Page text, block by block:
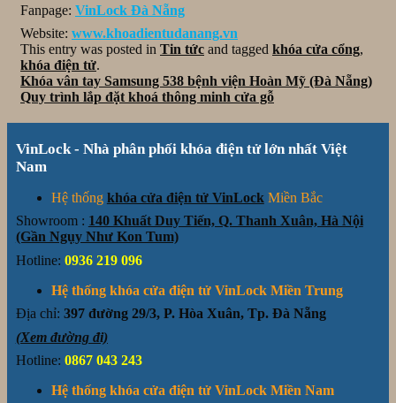
Fanpage: VinLock Đà Nẵng
Website: www.khoadientudanang.vn
This entry was posted in Tin tức and tagged khóa cửa cổng,
khóa điện tử.
Khóa vân tay Samsung 538 bệnh viện Hoàn Mỹ (Đà Nẵng)
Quy trình lắp đặt khoá thông minh cửa gỗ
VinLock - Nhà phân phối khóa điện tử lớn nhất Việt
Nam
Hệ thống khóa cửa điện tử VinLock Miền Bắc
Showroom : 140 Khuất Duy Tiến, Q. Thanh Xuân, Hà Nội
(Gần Ngụy Như Kon Tum)
Hotline: 0936 219 096
Hệ thống khóa cửa điện tử VinLock Miền Trung
Địa chỉ: 397 đường 29/3, P. Hòa Xuân, Tp. Đà Nẵng
(Xem đường đi)
Hotline: 0867 043 243
Hệ thống khóa cửa điện tử VinLock Miền Nam